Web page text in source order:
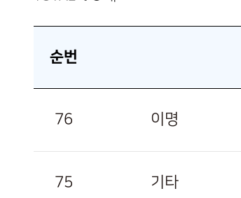
순번
76 이명
75 기타